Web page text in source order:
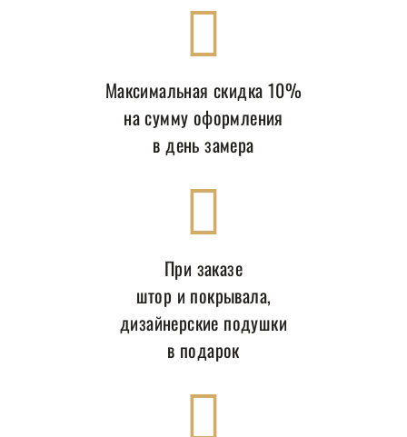
Максимальная скидка 10%
на сумму оформления
в день замера
При заказе
штор и покрывала,
дизайнерские подушки
в подарок